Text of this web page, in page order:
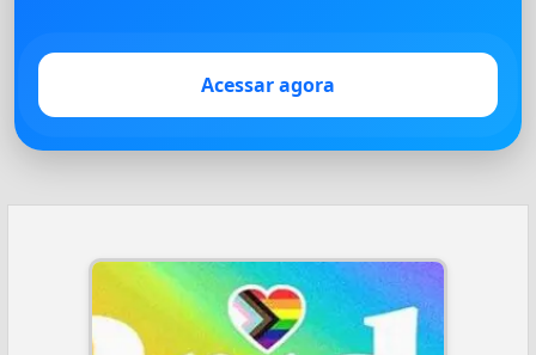
Acessar agora